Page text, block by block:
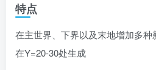
特点
在主世界、下界以及末地增加多
在Y=20-30处生成